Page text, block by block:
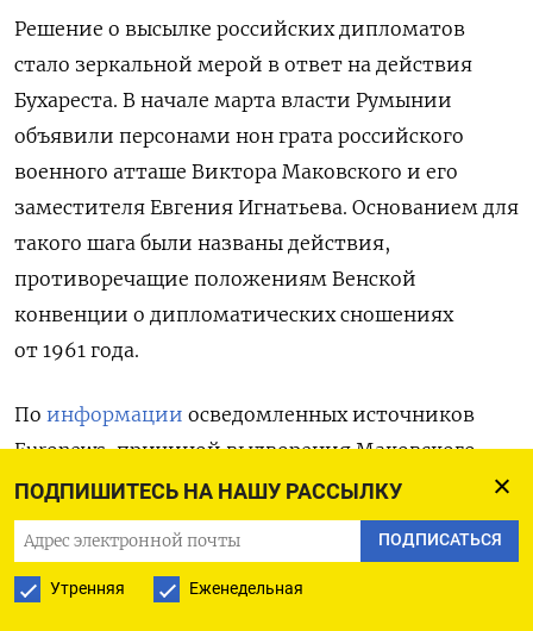
ПОДПИШИТЕСЬ НА НАШУ РАССЫЛКУ
ПОДПИСАТЬСЯ
Утренняя Еженедельная
Решение о высылке российских дипломатов
стало зеркальной мерой в ответ на действия
Бухареста. В начале марта власти Румынии
объявили персонами нон грата российского
военного атташе Виктора Маковского и его
заместителя Евгения Игнатьева. Основанием для
такого шага были названы действия,
противоречащие положениям Венской
конвенции о дипломатических сношениях
от 1961 года.
По информации осведомленных источников
Euronews, причиной выдворения Маковского
и Игнатьева могли стать их связи
с праворадикальным политиком Кэлином
Джорджеску. Этот популист одержал победу
в первом туре президентских выборов